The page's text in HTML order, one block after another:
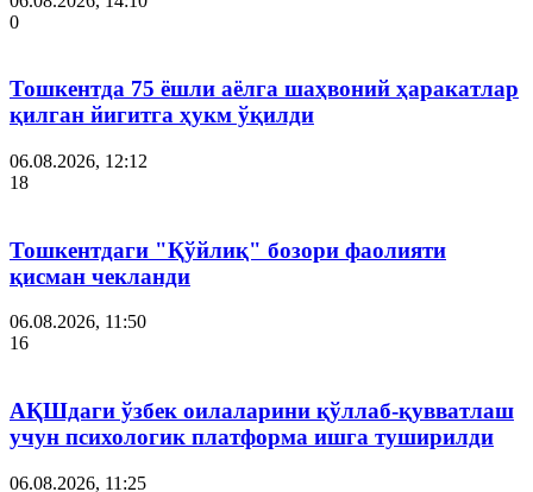
0
Тошкентда 75 ёшли аёлга шаҳвоний ҳаракатлар
қилган йигитга ҳукм ўқилди
06.08.2026, 12:12
18
Тошкентдаги "Қўйлиқ" бозори фаолияти
қисман чекланди
06.08.2026, 11:50
16
АҚШдаги ўзбек оилаларини қўллаб-қувватлаш
учун психологик платформа ишга туширилди
06.08.2026, 11:25